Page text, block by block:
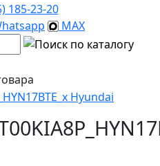
185-23-20
MAX